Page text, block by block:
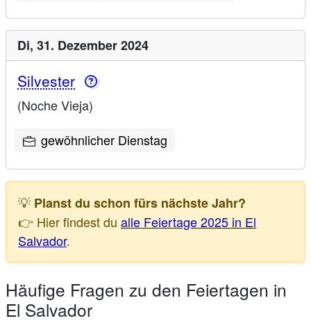
Di, 31. Dezember 2024
Silvester
(Noche Vieja)
gewöhnlicher Dienstag
💡 Planst du schon fürs nächste Jahr?
👉 Hier findest du alle Feiertage 2025 in El
Salvador.
Häufige Fragen zu den Feiertagen in
El Salvador